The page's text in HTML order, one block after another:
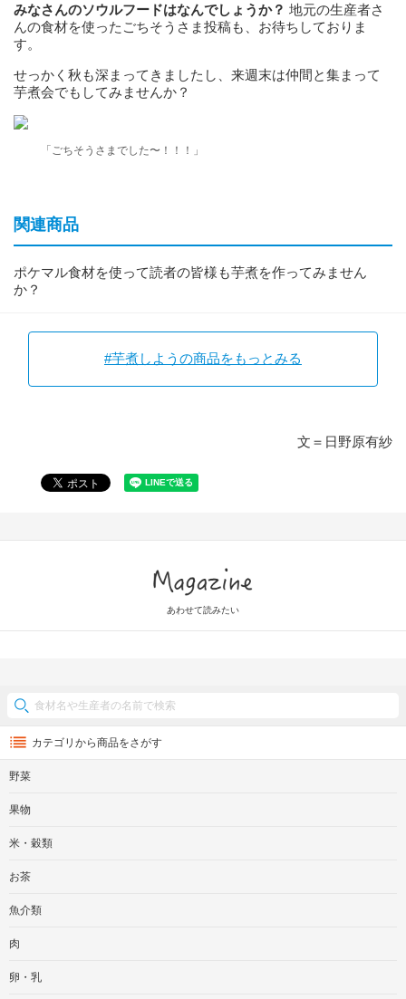
みなさんのソウルフードはなんでしょうか？ 地元の生産者さ
んの食材を使ったごちそうさま投稿も、お待ちしておりま
す。
せっかく秋も深まってきましたし、来週末は仲間と集まって
芋煮会でもしてみませんか？
「ごちそうさまでした〜！！！」
関連商品
ポケマル食材を使って読者の皆様も芋煮を作ってみません
か？
#芋煮しようの商品をもっとみる
文＝日野原有紗
あわせて読みたい
カテゴリから商品をさがす
野菜
果物
米・穀類
お茶
魚介類
肉
卵・乳